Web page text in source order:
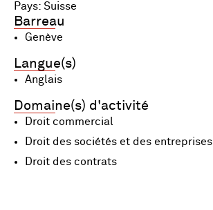
Pays: Suisse
Barreau
Genève
Langue(s)
Anglais
Domaine(s) d'activité
Droit commercial
Droit des sociétés et des entreprises
Droit des contrats